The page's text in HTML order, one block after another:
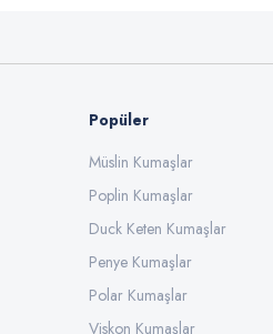
Popüler
Müslin Kumaşlar
Poplin Kumaşlar
Duck Keten Kumaşlar
Penye Kumaşlar
Polar Kumaşlar
Viskon Kumaşlar